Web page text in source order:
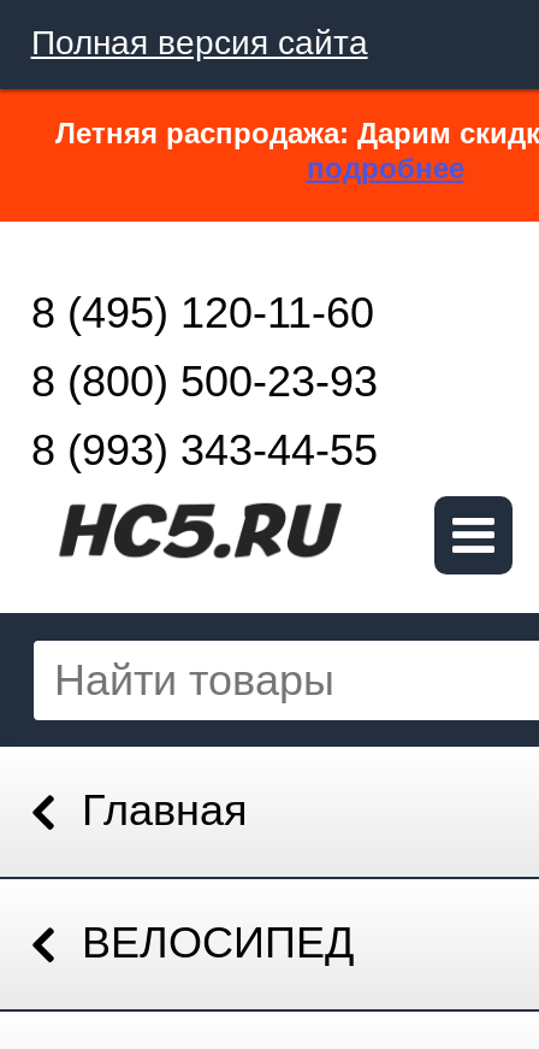
Полная версия сайта
Летняя распродажа: Дарим
подробнее
8 (495) 120-11-60
8 (800) 500-23-93
8 (993) 343-44-55
Главная
ВЕЛОСИПЕД